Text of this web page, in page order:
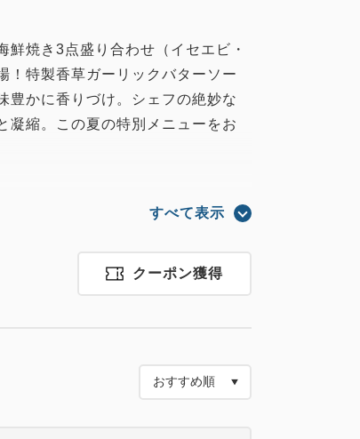
鮮焼き3点盛り合わせ（イセエビ・
！特製香草ガーリックバターソー
豊かに香りづけ。シェフの絶妙な
凝縮。この夏の特別メニューをお
特製香草ガーリックバターソース
コーナーでスタッフにお渡しくだ
すべて表示
クーポン獲得